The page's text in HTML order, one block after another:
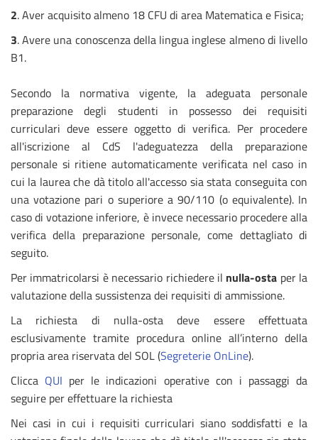
2. Aver acquisito almeno 18 CFU di area Matematica e Fisica;
3. Avere una conoscenza della lingua inglese almeno di livello
B1.
Secondo la normativa vigente, la adeguata personale
preparazione degli studenti in possesso dei requisiti
curriculari deve essere oggetto di verifica. Per procedere
all'iscrizione al CdS l'adeguatezza della preparazione
personale si ritiene automaticamente verificata nel caso in
cui la laurea che dà titolo all'accesso sia stata conseguita con
una votazione pari o superiore a 90/110 (o equivalente). In
caso di votazione inferiore, è invece necessario procedere alla
verifica della preparazione personale, come dettagliato di
seguito.
Per immatricolarsi è necessario richiedere il nulla-osta per la
valutazione della sussistenza dei requisiti di ammissione.
La richiesta di nulla-osta deve essere effettuata
esclusivamente tramite procedura online all’interno della
propria area riservata del SOL (Segreterie OnLine).
Clicca QUI per le indicazioni operative con i passaggi da
seguire per effettuare la richiesta
Nei casi in cui i requisiti curriculari siano soddisfatti e la